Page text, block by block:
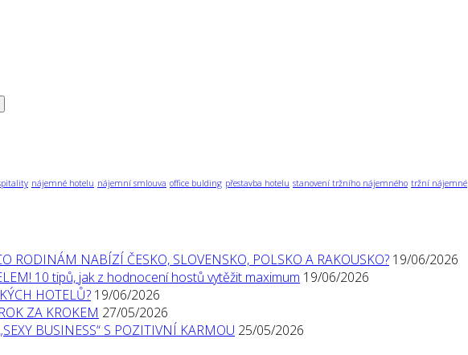
nájemné hotelu nájemní smlouva office bulding přestavba hotelu stanovení tržního nájemného tržní nájemné
RODINÁM NABÍZÍ ČESKO, SLOVENSKO, POLSKO A RAKOUSKO? 19/06/2026
10 tipů, jak z hodnocení hostů vytěžit maximum 19/06/2026
HOTELŮ? 19/06/2026
ZA KROKEM 27/05/2026
BUSINESS“ S POZITIVNÍ KARMOU 25/05/2026